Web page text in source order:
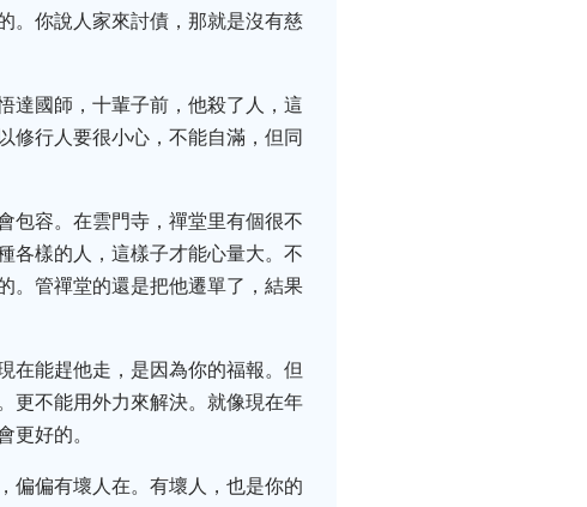
。你說人家來討債，那就是沒有慈
達國師，十輩子前，他殺了人，這
修行人要很小心，不能自滿，但同
包容。在雲門寺，禪堂里有個很不
各樣的人，這樣子才能心量大。不
。管禪堂的還是把他遷單了，結果
在能趕他走，是因為你的福報。但
更不能用外力來解決。就像現在年
更好的。
偏偏有壞人在。有壞人，也是你的